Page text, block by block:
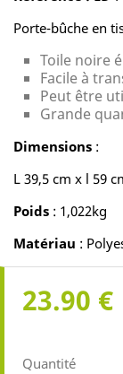
Porte-bûche en
Toile noire
Facile à
Peut être
Grande
Dimensions :
L 39,5 cm x l 59
Poids : 1,022kg
Matériau :
23.90 €
Quantité